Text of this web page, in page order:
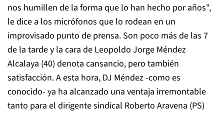
nos humillen de la forma que lo han hecho por años",
le dice a los micrófonos que lo rodean en un
improvisado punto de prensa. Son poco más de las 7
de la tarde y la cara de Leopoldo Jorge Méndez
Alcalaya (40) denota cansancio, pero también
satisfacción. A esta hora, DJ Méndez -como es
conocido- ya ha alcanzado una ventaja irremontable
tanto para el dirigente sindical Roberto Aravena (PS)